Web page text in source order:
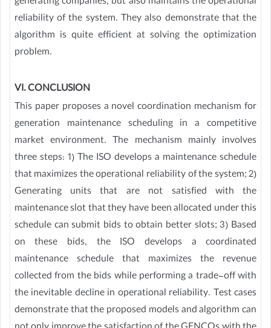
reliability of the system. They also demonstrate that the
algorithm is quite efficient at solving the optimization
problem.
VI. CONCLUSION
This paper proposes a novel coordination mechanism for
generation maintenance scheduling in a competitive
market environment. The mechanism mainly involves
three steps: 1) The ISO develops a maintenance schedule
that maximizes the operational reliability of the system; 2)
Generating units that are not satisfied with the
maintenance slot that they have been allocated under this
schedule can submit bids to obtain better slots; 3) Based
on these bids, the ISO develops a coordinated
maintenance schedule that maximizes the revenue
collected from the bids while performing a trade-off with
the inevitable decline in operational reliability. Test cases
demonstrate that the proposed models and algorithm can